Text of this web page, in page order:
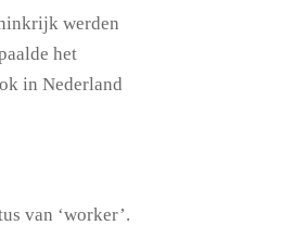
werden
het
in Nederland
van ‘worker’.